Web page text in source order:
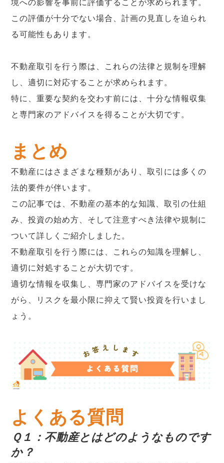
境への影響を事前に評価することが求められます。
この評価が十分でない場合、計画の見直しを迫られ
る可能性もあります。
不動産取引を行う際は、これらの法律と規制を理解
し、適切に対応することが求められます。
特に、重要な契約を交わす前には、十分な情報収集
と専門家のアドバイスを得ることが大切です。
まとめ
不動産にはさまざまな種類があり、取引には多くの
法的要件が伴います。
この記事では、不動産の基本的な知識、取引の仕組
み、投資の始め方、そして注意すべき法律や規制に
ついて詳しくご紹介しました。
不動産取引を行う際には、これらの知識を理解し、
適切に対処することが大切です。
適切な情報を収集し、専門家のアドバイスを受けな
がら、リスクを最小限に抑えて賢い投資を行いまし
ょう。
よくある質問
Ｑ１：不動産とはどのようなものです
か？